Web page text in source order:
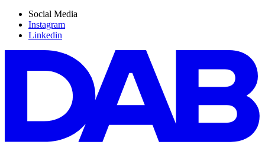
Social Media
Instagram
Linkedin